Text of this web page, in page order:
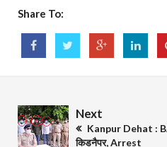
Share To:
Next
Kanpur Dehat :
किडनैपर, Arrest